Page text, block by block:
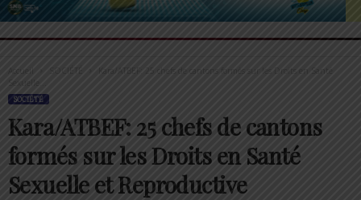
Accueil
Kara/ATBEF: 25 chefs de cantons formés sur les Droits en Santé
SOCIÉTÉ
Kara/ATBEF: 25 chefs de cantons
formés sur les Droits en Santé
Sexuelle et Reproductive